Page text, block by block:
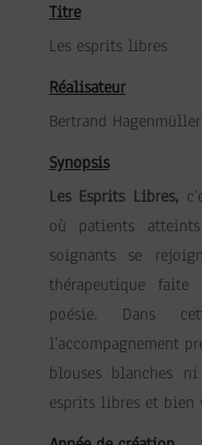
Titre
Les esprits libres
Réalisateur
Bertrand Hagenmüller
Synopsis
Les Esprits Libres,
où patients
soignants se
thérapeutique
poésie. Dans
l’accompagnement
blouses blanches
esprits libres et bien